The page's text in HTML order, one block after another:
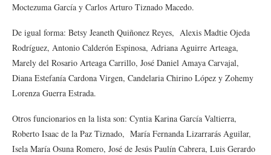
Moctezuma García y Carlos Arturo Tiznado Macedo.
De igual forma: Betsy Jeaneth Quiñonez Reyes, Alexis Madtie Ojeda
Rodríguez, Antonio Calderón Espinosa, Adriana Aguirre Arteaga,
Marely del Rosario Arteaga Carrillo, José Daniel Amaya Carvajal,
Diana Estefanía Cardona Virgen, Candelaria Chirino López y Zohemy
Lorenza Guerra Estrada.
Otros funcionarios en la lista son: Cyntia Karina García Valtierra,
Roberto Isaac de la Paz Tiznado, María Fernanda Lizarrarás Aguilar,
Isela María Osuna Romero, José de Jesús Paulín Cabrera, Luis Gerardo